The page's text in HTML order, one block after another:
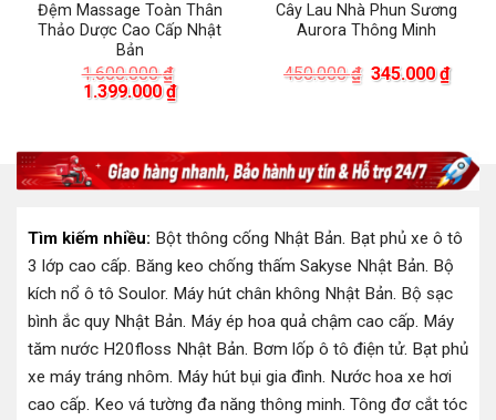
Đệm Massage Toàn Thân
Thảo Dược Cao Cấp Nhật
Bản
1.600.000₫
Giá
1.399.000₫Giá
hiện
1.399.000 ₫.
Cây Lau Nhà Phun Sương
Aurora Thông Minh
450.000₫ Giá
345.000₫Giá
hiện
Tìm kiếm nhiều: Bột thông cống Nhật Bản. Bạt phủ xe ô tô
3 lớp cao cấp. Băng keo chống thấm Sakyse Nhật Bản. Bộ
kích nổ ô tô Soulor. Máy hút chân không Nhật Bản. Bộ sạc
bình ắc quy Nhật Bản. Máy ép hoa quả chậm cao cấp. Máy
tăm nước H20floss Nhật Bản. Bơm lốp ô tô điện tử. Bạt phủ
xe máy tráng nhôm. Máy hút bụi gia đình. Nước hoa xe hơi
cao cấp. Keo vá tường đa năng thông minh. Tông đơ cắt tóc